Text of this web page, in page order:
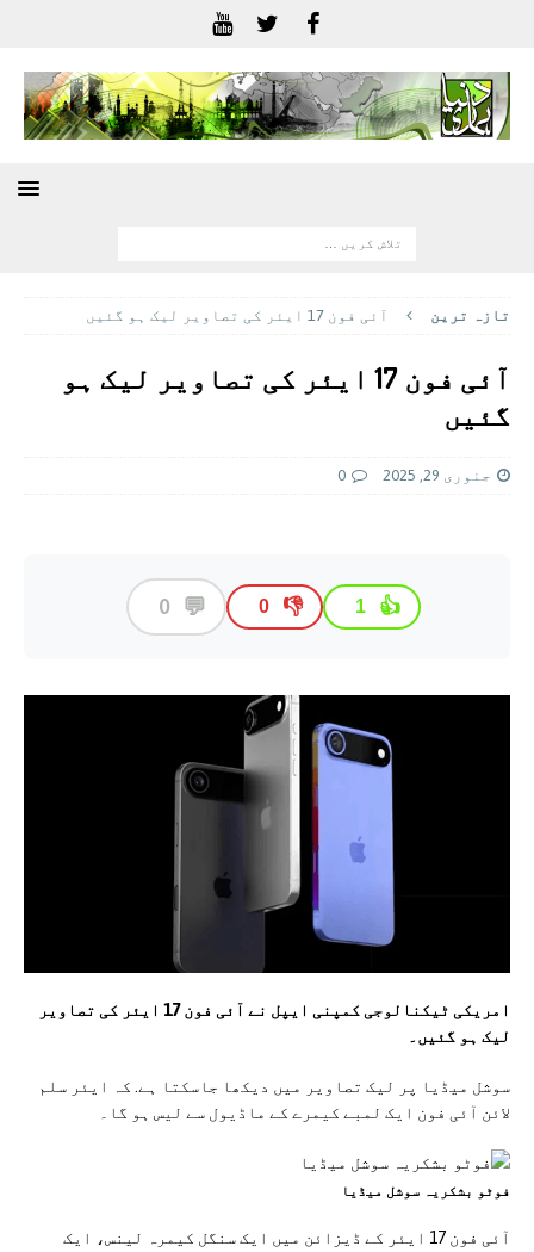
تازہ ترين آئی فون 17 ایئر کی تصاویر لیک ہو گئیں
آئی فون 17 ایئر کی تصاویر لیک ہو
گئیں
جنوری 29, 2025 0
👍
1
👎
0
💬
0
امریکی ٹیکنالوجی کمپنی ایپل نے آئی فون 17 ایئر کی تصاویر
لیک ہو گئیں۔
سوشل میڈیا پر لیک تصاویر میں دیکھا جاسکتا ہے. کہ ایئر سلم
لائن آئی فون ایک لمبے کیمرے کے ماڈیول سے لیس ہو گا۔
فوٹو بشکریہ سوشل میڈیا
آئی فون 17 ایئر کے ڈیزائن میں ایک سنگل کیمرہ لینس، ایک